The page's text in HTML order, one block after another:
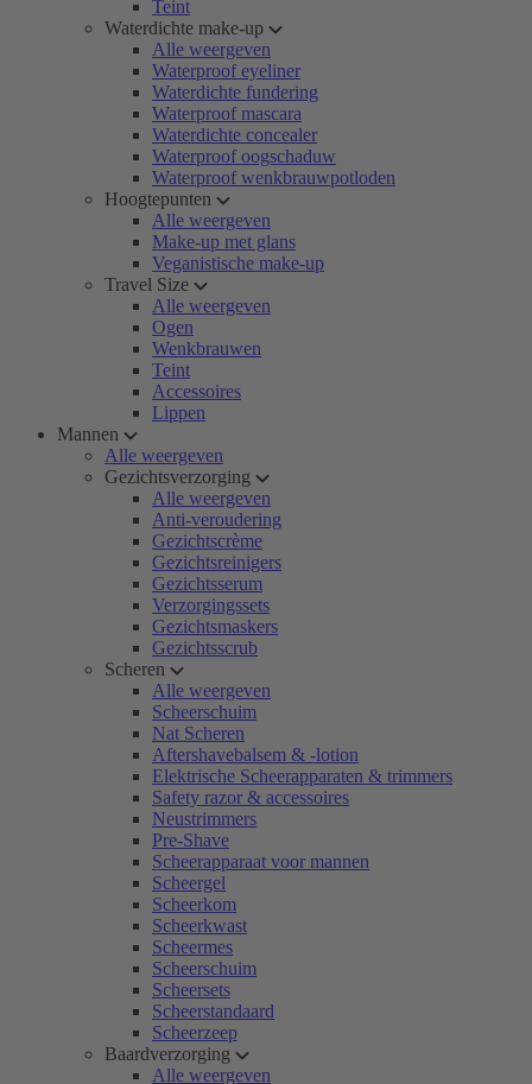
Teint
Waterdichte make-up
Alle weergeven
Waterproof eyeliner
Waterdichte fundering
Waterproof mascara
Waterdichte concealer
Waterproof oogschaduw
Waterproof wenkbrauwpotloden
Hoogtepunten
Alle weergeven
Make-up met glans
Veganistische make-up
Travel Size
Alle weergeven
Ogen
Wenkbrauwen
Teint
Accessoires
Lippen
Mannen
Alle weergeven
Gezichtsverzorging
Alle weergeven
Anti-veroudering
Gezichtscrème
Gezichtsreinigers
Gezichtsserum
Verzorgingssets
Gezichtsmaskers
Gezichtsscrub
Scheren
Alle weergeven
Scheerschuim
Nat Scheren
Aftershavebalsem & -lotion
Elektrische Scheerapparaten & trimmers
Safety razor & accessoires
Neustrimmers
Pre-Shave
Scheerapparaat voor mannen
Scheergel
Scheerkom
Scheerkwast
Scheermes
Scheerschuim
Scheersets
Scheerstandaard
Scheerzeep
Baardverzorging
Alle weergeven